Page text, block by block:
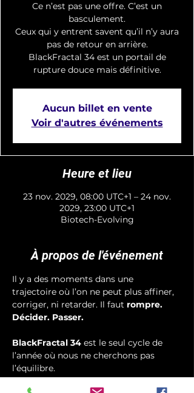
Ce n’est pas une offre. C’est un
basculement.
Ceux qui y entrent savent qu’il n’y aura
pas de retour en arrière.
BlackFractal 34 est un portail de
rupture douce mais définitive.
Aucun billet en vente
Voir d'autres événements
Heure et lieu
23 nov. 2029, 08:00 UTC+1 – 24 nov.
2029, 23:00 UTC+1
Biotech-Evolving
À propos de l'événement
Il y a des moments dans une
trajectoire où l’on ne peut plus affiner,
corriger, ni retarder. Il faut rompre.
Décider. Passer.
BlackFractal 34 est le seul cycle de
l’année où nous ne cherchons pas
l’équilibre.
Nous cherchons la vérité fractale nue,